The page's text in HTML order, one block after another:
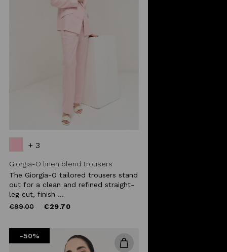
+ 3
Giorgia-O linen blend trousers
The Giorgia-O tailored trousers stand
out for a clean and refined straight-
leg cut, finish ...
Price
€99.00to €29.70
-50%